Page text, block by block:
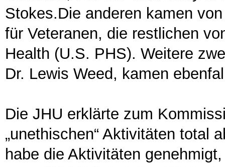
Stokes.Die anderen kamen
für Veteranen, die restlichen
Health (U.S. PHS). Weitere
Dr. Lewis Weed, kamen
Die JHU erklärte zum
„unethischen“ Aktivitäten total
habe die Aktivitäten